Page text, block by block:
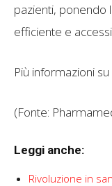
pazienti, ponendo
efficiente e
Più informazioni
(Fonte:
Leggi anche:
Rivoluzione in